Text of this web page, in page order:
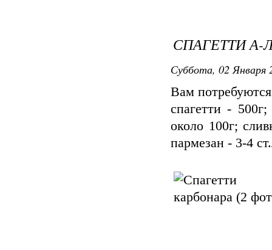
СПАГЕТТИ А-
Суббота, 02 Января
Вам
спагетти -
около 100г;
пармезан - 3-4